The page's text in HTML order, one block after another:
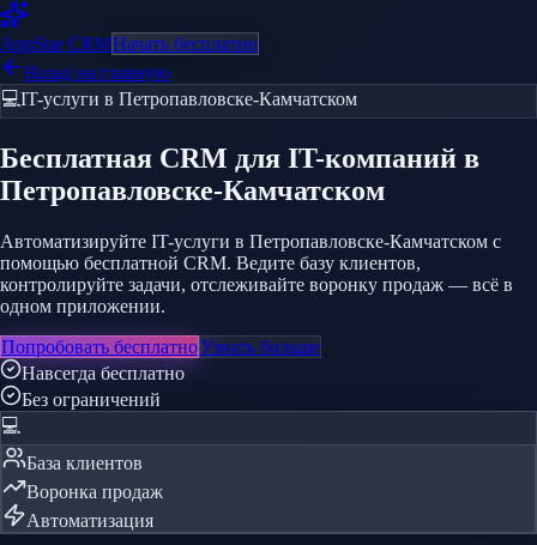
AppStarCRMНачать бесплатно
Назад на главную
💻IT-услуги в Петропавловске-Камчатском
Бесплатная CRM для IT-компаний в
Петропавловске-Камчатском
Автоматизируйте IT-услуги в Петропавловске-Камчатском с
помощью бесплатной CRM. Ведите базу клиентов,
контролируйте задачи, отслеживайте воронку продаж — всё в
одном приложении.
Попробовать бесплатноУзнать больше
Навсегда бесплатно
Без ограничений
💻
База клиентов
Воронка продаж
Автоматизация